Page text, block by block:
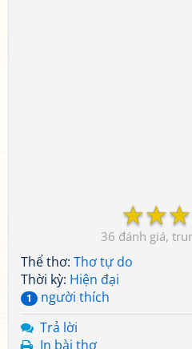
☆
☆
☆
36
Thể thơ: Thơ tự do
Thời kỳ: Hiện đại
1
người thích
Trả lời
In bài thơ